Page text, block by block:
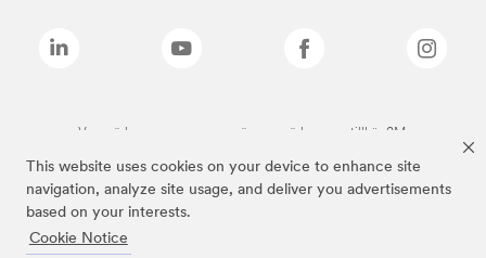
This website uses cookies on your device to enhance site
navigation, analyze site usage, and deliver you advertisements
based on your interests.
Cookie Notice
Varumärken som anges ovan är varumärken som tillhör 3M.